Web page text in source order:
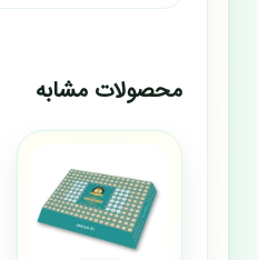
محصولات مشابه